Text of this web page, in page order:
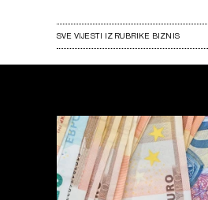
SVE VIJESTI IZ RUBRIKE BIZNIS